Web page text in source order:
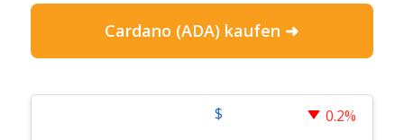
Cardano (ADA) kaufen ➜
$ 0.2%